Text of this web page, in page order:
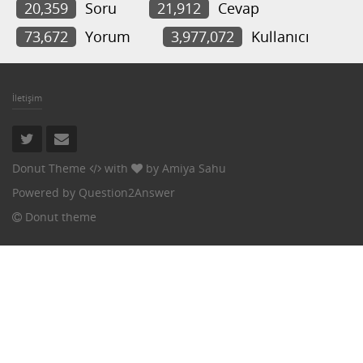
20,359 Soru 21,912
Cevap
73,672
Yorum 3,977,072 Kullanıcı
İletişim
Donut Theme with by Amiya Sahu
Powered by Question2Answer
Donut theme